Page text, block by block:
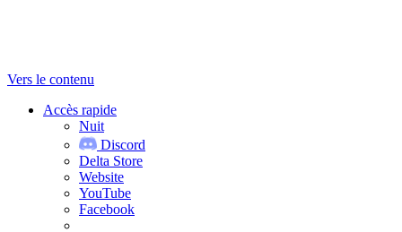
Vers le contenu
Accès rapide
Nuit
Discord
Delta Store
Website
YouTube
Facebook